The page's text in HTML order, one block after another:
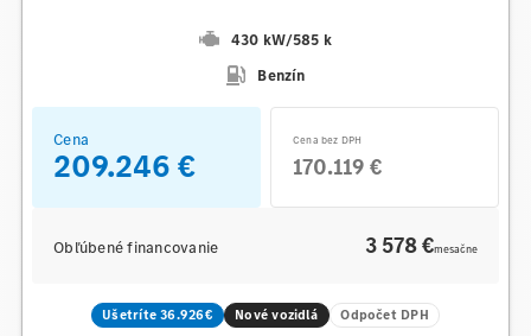
430 kW/585 k
Benzín
Cena
209.246 €
Cena bez DPH
170.119 €
Obľúbené financovanie 3 578 €mesačne
Ušetríte 36.926€ Nové vozidlá Odpočet DPH